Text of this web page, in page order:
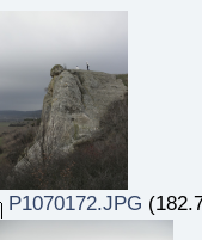
P1070172.JPG